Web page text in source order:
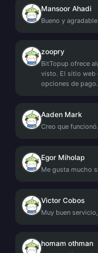
Mansoor Ahadi
Bueno y agradable.
zoopry
BitTopup ofrece
visto. El sitio web
opciones de
Aaden Mark
Creo que funcionó.
Egor Miholap
Me gusta mucho
Victor Cobos
Muy buen
homam othman